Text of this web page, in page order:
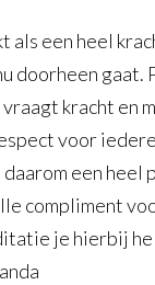
als een heel
doorheen gaat.
kracht en
voor
een heel
compliment
je hierbij